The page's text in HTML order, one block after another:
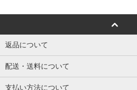
返品について
配送・送料について
支払い方法について